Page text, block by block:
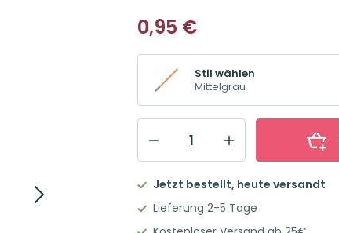
0,95 €
Stil wählen
Mittelgrau
88
Fineliner
Jetzt bestellt, heute versandt
Lieferung 2-5 Tage